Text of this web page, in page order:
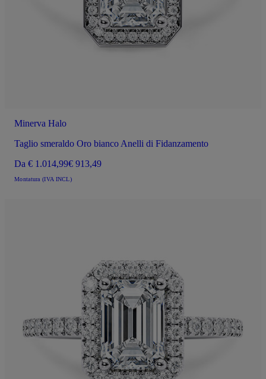
Minerva Halo
Taglio smeraldo Oro bianco Anelli di Fidanzamento
Da € 1.014,99€ 913,49
Montatura (IVA INCL)